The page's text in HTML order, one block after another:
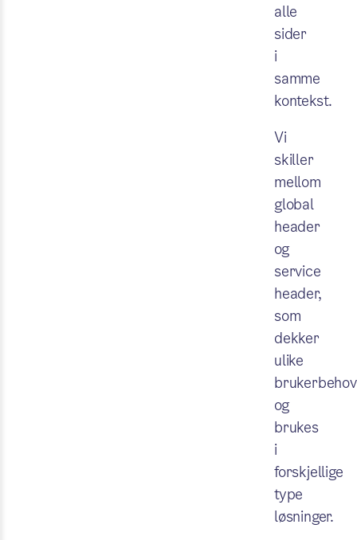
alle
sider
i
samme
kontekst.
Vi
skiller
mellom
global
header
og
service
header,
som
dekker
ulike
brukerbehov
og
brukes
i
forskjellige
type
løsninger.